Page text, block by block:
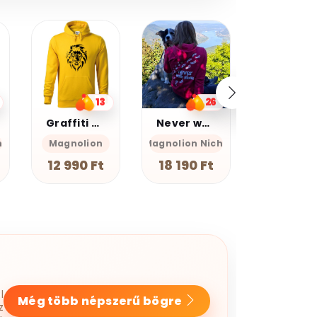
26
Never walk alone
Magnolion Niche
18 190 Ft
20%
kedvezmény
Kupomkód:
Nap20
9
Farkas
GEAN Shop
7 990 Ft
Még több népszerű bögre